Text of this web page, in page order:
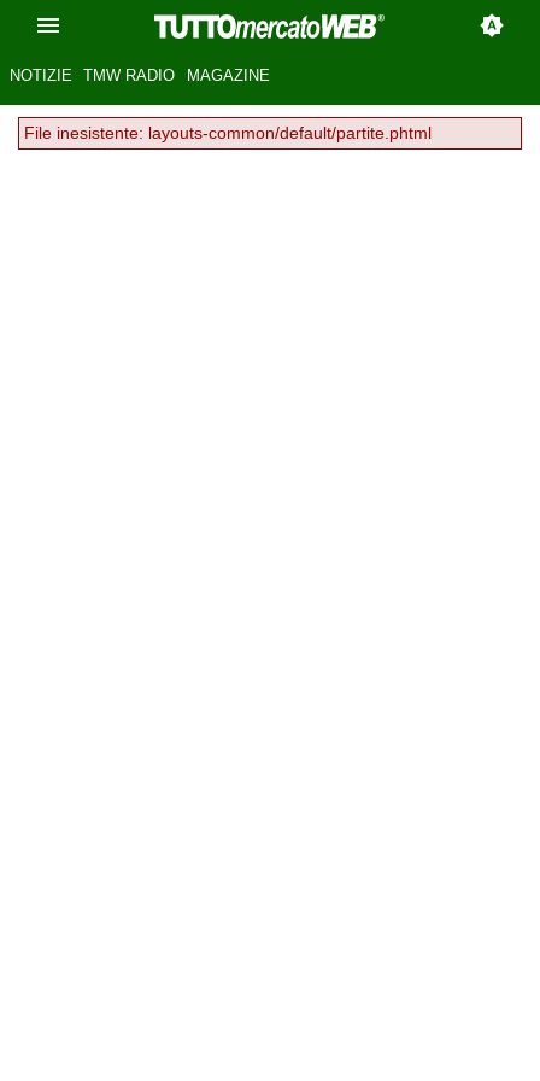
NOTIZIE TMW RADIO MAGAZINE
File inesistente: layouts-common/default/partite.phtml